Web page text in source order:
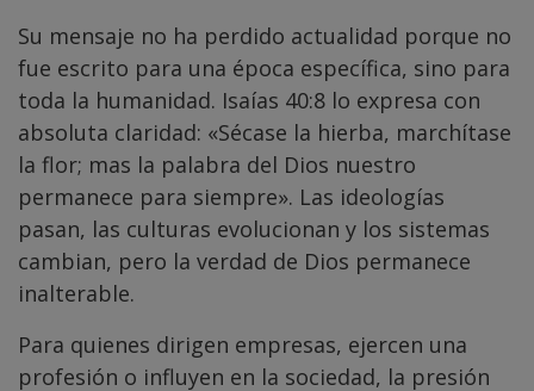
Su mensaje no ha perdido actualidad porque no
fue escrito para una época específica, sino para
toda la humanidad. Isaías 40:8 lo expresa con
absoluta claridad: «Sécase la hierba, marchítase
la flor; mas la palabra del Dios nuestro
permanece para siempre». Las ideologías
pasan, las culturas evolucionan y los sistemas
cambian, pero la verdad de Dios permanece
inalterable.
Para quienes dirigen empresas, ejercen una
profesión o influyen en la sociedad, la presión